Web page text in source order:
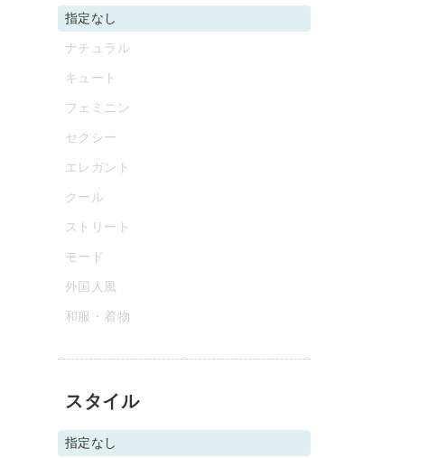
指定なし
ナチュラル
キュート
フェミニン
セクシー
エレガント
クール
ストリート
モード
外国人風
和服・着物
スタイル
指定なし